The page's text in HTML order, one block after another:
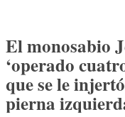
El monosabio
‘operado
que se le
pierna